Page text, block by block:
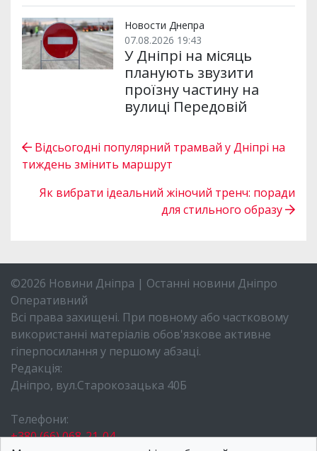
Новости Днепра
07.08.2026 19:43
У Дніпрі на місяць
планують звузити
проїзну частину на
вулиці Передовій
Відсьогодні популярний трамвай у Дніпрі на
тиждень змінить маршрут
Як вибрати ідеальний жіночий тренч: поради
для стильного образу
©2026 Новини Дніпра | Останні новини Дніпро
Оперативний
Всі права захищені. При повному або частковому
використанні матеріалів обов'язкове активне
гіперпосилання у першому абзаці.
Редакція:
Дніпро, вул.Старокозацька 40Б
Телефони:
+380 (66) 068-21-04